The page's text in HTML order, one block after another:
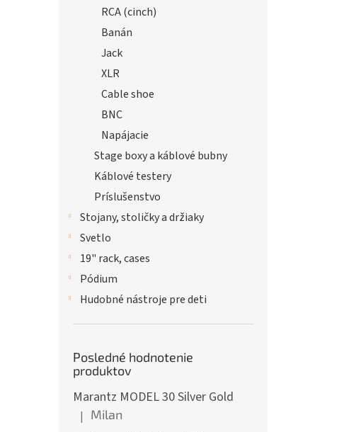
RCA (cinch)
Banán
Jack
XLR
Cable shoe
BNC
Napájacie
Stage boxy a káblové bubny
Káblové testery
Príslušenstvo
Stojany, stoličky a držiaky
Svetlo
19" rack, cases
Pódium
Hudobné nástroje pre deti
Posledné hodnotenie
produktov
Marantz MODEL 30 Silver Gold
Hodnotenie produktu je 5 z 5 hviezdičiek.
| Milan